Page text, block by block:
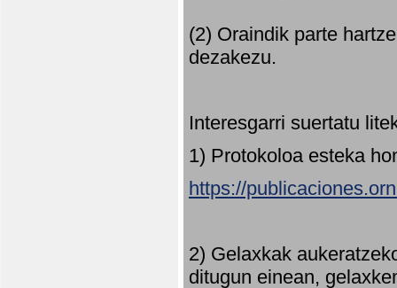
(2) Oraindik parte
dezakezu.
Interesgarri suertatu
1) Protokoloa esteka
https://
2) Gelaxkak
ditugun einean,